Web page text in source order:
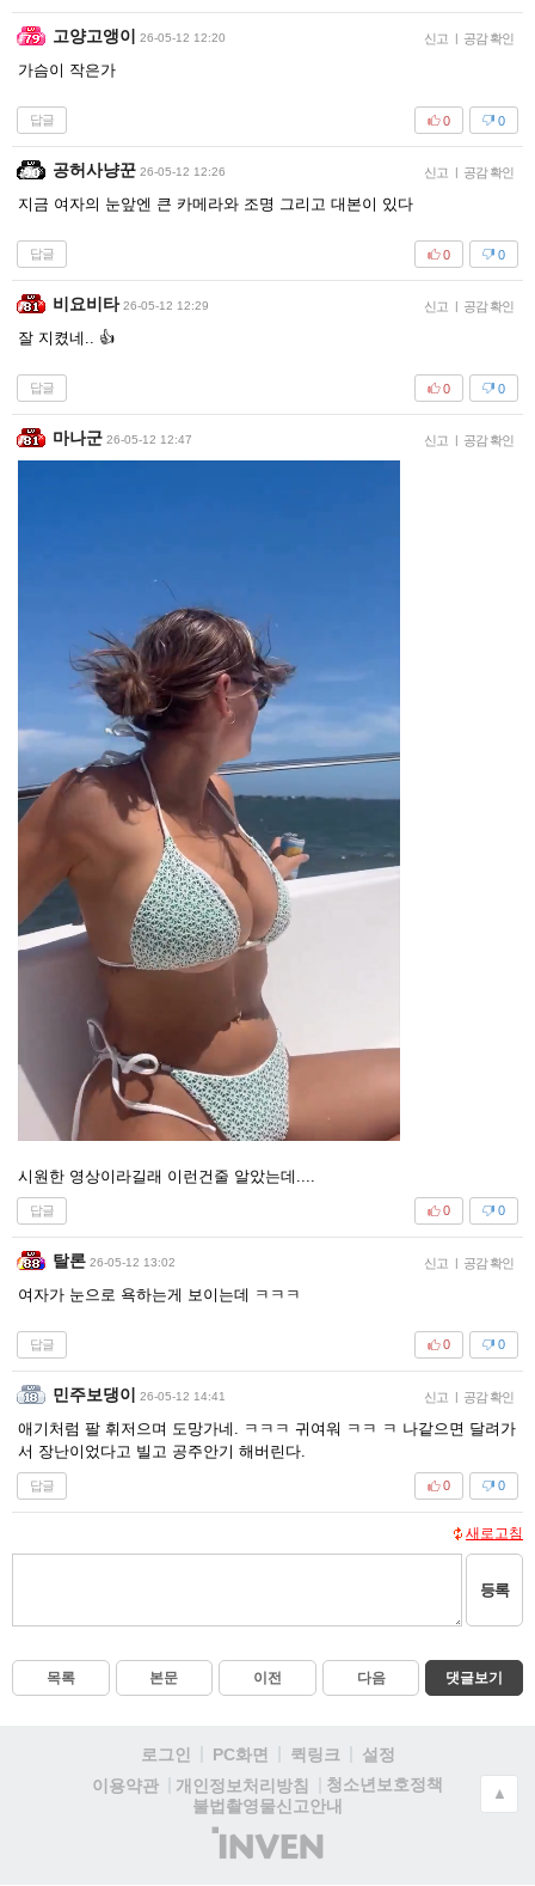
고양고앵이 26-05-12 12:20 신고 | 공감 확인
가슴이 작은가
답글 0
0
공허사냥꾼 26-05-12 12:26 신고 | 공감 확인
지금 여자의 눈앞엔 큰 카메라와 조명 그리고 대본이 있다
답글 0
0
비요비타 26-05-12 12:29 신고 | 공감 확인
잘 지켰네.. 👍
답글 0
0
마나군 26-05-12 12:47 신고 | 공감 확인
시원한 영상이라길래 이런건줄 알았는데....
답글 0
0
탈론 26-05-12 13:02 신고 | 공감 확인
여자가 눈으로 욕하는게 보이는데 ㅋㅋㅋ
답글 0
0
민주보댕이 26-05-12 14:41 신고 | 공감 확인
애기처럼 팔 휘저으며 도망가네. ㅋㅋㅋ 귀여워 ㅋㅋ ㅋ 나같으면 달려가
서 장난이었다고 빌고 공주안기 해버린다.
답글 0
0
새로고침
등록
목록 본문 이전 다음 댓글보기
로그인 PC화면 퀵링크
설정
이용약관
개인정보처리방침
청소년보호정책
불법촬영물신고안내
(주)
인
▲